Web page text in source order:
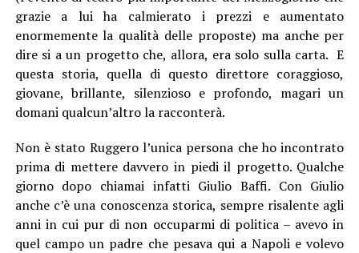
grazie a lui ha calmierato i prezzi e aumentato
enormemente la qualità delle proposte) ma anche per
dire si a un progetto che, allora, era solo sulla carta. E
questa storia, quella di questo direttore coraggioso,
giovane, brillante, silenzioso e profondo, magari un
domani qualcun’altro la racconterà.
Non è stato Ruggero l’unica persona che ho incontrato
prima di mettere davvero in piedi il progetto. Qualche
giorno dopo chiamai infatti Giulio Baffi. Con Giulio
anche c’è una conoscenza storica, sempre risalente agli
anni in cui pur di non occuparmi di politica – avevo in
quel campo un padre che pesava qui a Napoli e volevo